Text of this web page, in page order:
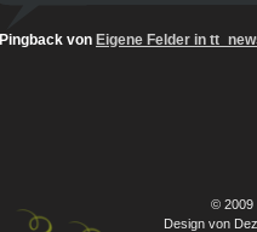
Pingback von Eigene Felder in
© 2009
Design von